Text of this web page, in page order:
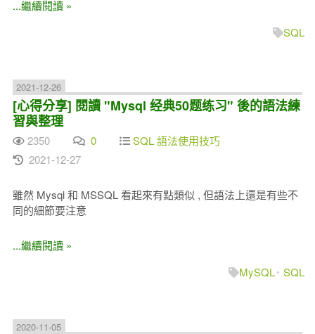
...繼續閱讀 »
SQL
2021-12-26
[心得分享] 閱讀 "Mysql 经典50题练习" 後的語法練
習與整理
2350 0
SQL 語法使用技巧
2021-12-27
雖然 Mysql 和 MSSQL 看起來有點類似 , 但語法上還是有些不
同的細節要注意
...繼續閱讀 »
MySQL SQL
2020-11-05